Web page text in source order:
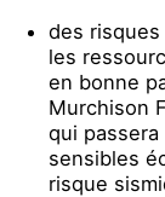
des
les
en bonne
Murchison
qui
sensibles
risque